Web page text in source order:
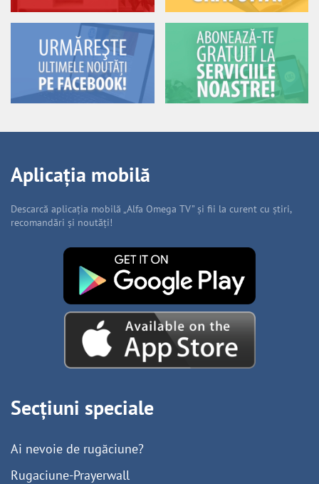
Aplicația mobilă
Descarcă aplicația mobilă „Alfa Omega TV” și fii la curent cu știri,
recomandări și noutăți!
Secțiuni speciale
Ai nevoie de rugăciune?
Rugaciune-Prayerwall